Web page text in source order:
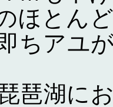
ほとん
ちアユ
琶湖に